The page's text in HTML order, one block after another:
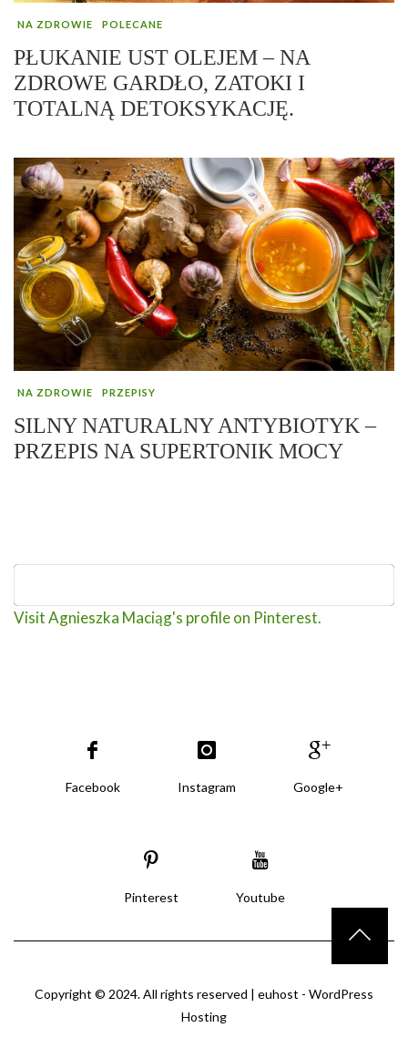
NA ZDROWIE POLECANE
PŁUKANIE UST OLEJEM – NA
ZDROWE GARDŁO, ZATOKI I
TOTALNĄ DETOKSYKACJĘ.
NA ZDROWIE PRZEPISY
SILNY NATURALNY ANTYBIOTYK –
PRZEPIS NA SUPERTONIK MOCY
Visit Agnieszka Maciąg's profile on Pinterest.
Facebook Instagram Google+
Pinterest Youtube
Copyright © 2024. All rights reserved | euhost - WordPress
Hosting